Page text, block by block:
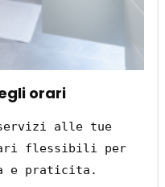
orari
alle tue
flessibili per
e praticita.